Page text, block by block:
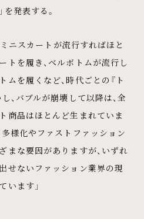
発表する。
ニスカートが流行すればほと
トを履き、ベルボトムが流行し
を履くなど、時代ごとの『ト
、バブルが崩壊して以降は、全
商品はほとんど生まれていま
様化やファストファッション
まな要因がありますが、いずれ
せないファッション業界の現
います」